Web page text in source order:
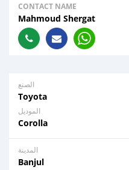
CONTACT NAME
Mahmoud Shergat
الصنع
Toyota
الموديل
Corolla
المدينة
Banjul